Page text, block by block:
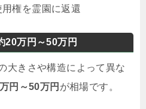
用権を霊園に返還
20万円～50万円
大きさや構造によって異な
円～50万円 が相場です。